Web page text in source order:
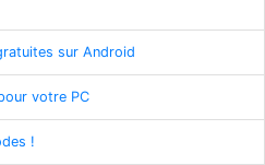
sur Android
votre PC
!